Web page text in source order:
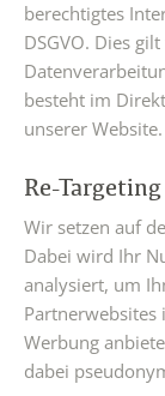
berechtigtes
DSGVO. Dies
besteht im
unserer Website.
Re-Targeting
Wir setzen auf
Dabei wird Ihr
analysiert, um
Partnerwebsites
Werbung
dabei